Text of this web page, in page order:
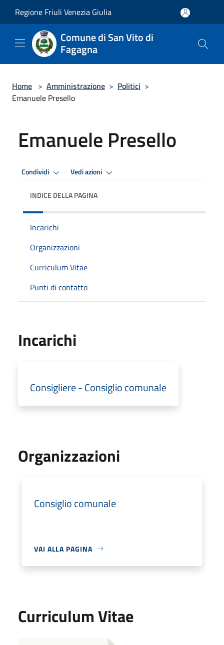
Regione Friuli Venezia Giulia
Comune di San Vito di
Fagagna
Home > Amministrazione > Politici >
Emanuele Presello
Emanuele Presello
Condividi Vedi azioni
INDICE DELLA PAGINA
Incarichi
Organizzazioni
Curriculum Vitae
Punti di contatto
Incarichi
Consigliere - Consiglio comunale
Organizzazioni
Consiglio comunale
VAI ALLA PAGINA
Curriculum Vitae